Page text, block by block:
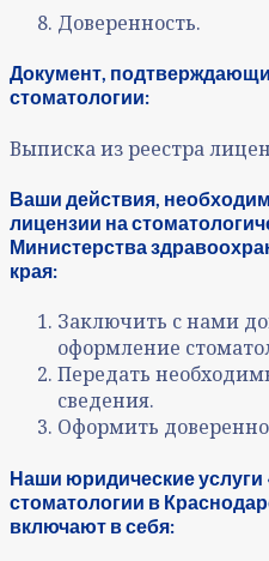
Доверенность.
Документ,
стоматологии:
Выписка из реестра
Ваши действия,
лицензии на
Министерства
края:
Заключить с нами
оформление
Передать
сведения.
Оформить
Наши юридические
стоматологии в
включают в себя: